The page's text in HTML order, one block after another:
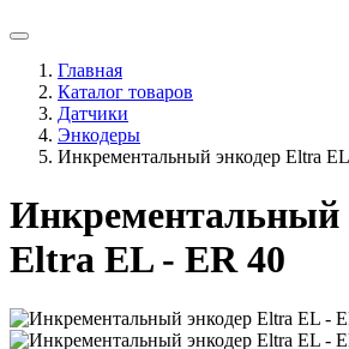
Главная
Каталог товаров
Датчики
Энкодеры
Инкрементальный энкодер Eltra
Инкрементальный
Eltra EL - ER 40